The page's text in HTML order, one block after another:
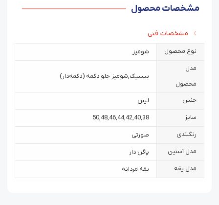
مشخصات محصول
مشخصات فنی
نوع محصول شومیز
مدل
محصول
بیسیک,شومیز جلو دکمه (دکمه‌دار)
جنس لینن
سایز 38
,
40
,
42
,
44
,
46
,
48
,
50
رنگبندی صورتی
مدل آستین پاگن دار
مدل یقه یقه مردانه